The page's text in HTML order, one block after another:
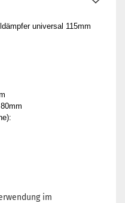
universal 115mm
im